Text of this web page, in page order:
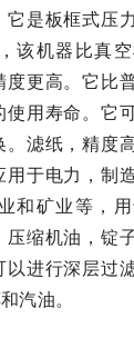
它是板框式压
该机器比真
更高。它比
用寿命。它
滤纸，精度
于电力，制
和矿业等，
缩机油，锭
进行深层过
汽油。